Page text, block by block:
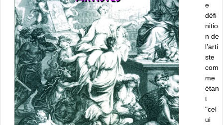
e
défi
nitio
n de
l’arti
ste
com
me
étan
t
"cel
ui